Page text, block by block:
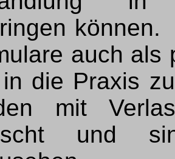
können.
auch als
die Praxis
mit
und